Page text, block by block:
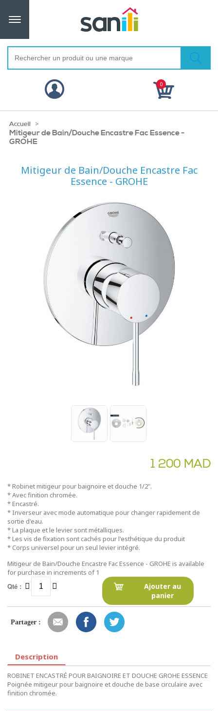
0
Accueil >
Mitigeur de Bain/Douche Encastre Fac Essence -
GROHE
Mitigeur de Bain/Douche Encastre Fac
Essence - GROHE
1 200 MAD
* Robinet mitigeur pour baignoire et douche 1/2".
* Avec finition chromée.
* Encastré.
* Inverseur avec mode automatique pour changer rapidement de
sortie d'eau.
* La plaque et le levier sont métalliques.
* Les vis de fixation sont cachés pour l'esthétique du produit
* Corps universel pour un seul levier intégré.
Mitigeur de Bain/Douche Encastre Fac Essence - GROHE is available
for purchase in increments of 1
Qté :
Ajouter au
panier
Partager :
Description
ROBINET ENCASTRÉ POUR BAIGNOIRE ET DOUCHE GROHE ESSENCE
Poignée mitigeur pour baignoire et douche de base circulaire avec
finition chromée.